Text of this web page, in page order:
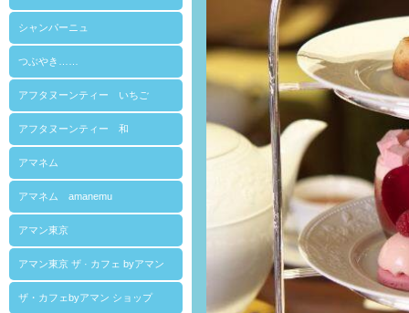
シャンパーニュ
つぶやき……
アフタヌーンティー いちご
アフタヌーンティー 和
アマネム
アマネム amanemu
アマン東京
アマン東京 ザ · カフェ byアマン
ザ・カフェbyアマン ショップ